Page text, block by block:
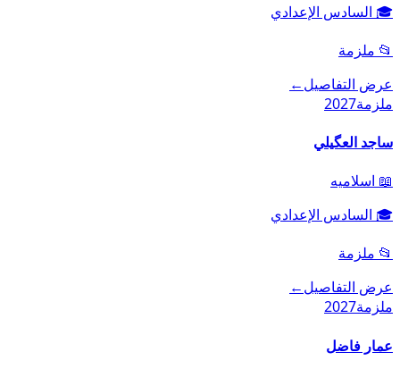
🎓 السادس الإعدادي
📂 ملزمة
عرض التفاصيل←
ملزمة2027
ساجد العگيلي
📖 اسلاميه
🎓 السادس الإعدادي
📂 ملزمة
عرض التفاصيل←
ملزمة2027
عمار فاضل